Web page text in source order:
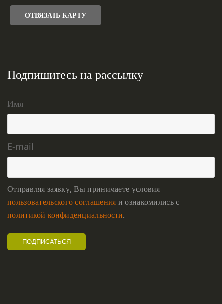
ОТВЯЗАТЬ КАРТУ
Подпишитесь на рассылку
Имя
E-mail
Отправляя заявку, Вы принимаете условия
пользовательского соглашения и ознакомились с
политикой конфиденциальности.